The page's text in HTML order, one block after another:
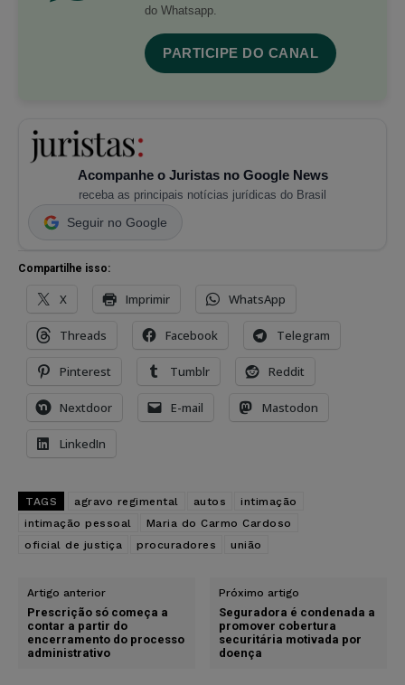
do Whatsapp.
PARTICIPE DO CANAL
Acompanhe o Juristas no Google News
receba as principais notícias jurídicas do Brasil
Seguir no Google
Compartilhe isso:
X Imprimir WhatsApp
Threads Facebook Telegram
Pinterest Tumblr Reddit
Nextdoor E-mail Mastodon
LinkedIn
TAGS agravo regimental autos
intimação
intimação pessoal
Maria do Carmo Cardoso
oficial de justiça
procuradores união
Artigo anterior
Prescrição só começa a
contar a partir do
encerramento do processo
administrativo
Próximo artigo
Seguradora é condenada a
promover cobertura
securitária motivada por
doença